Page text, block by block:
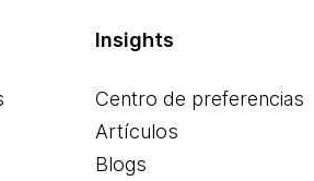
Insights
Centro de preferencias
Artículos
Blogs